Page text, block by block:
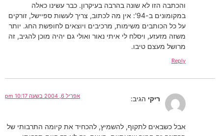
והכתבה הזו לא שונה בהרבה בעיקרון. כבר עשינו כאלה
במקומונים ב-94': אין מה לכתוב, צריך לעשות ספיישל, זורקים
על כל הכותבים משימות, מרכיבים ויוצאים לחופשת החג. יותר
משזה מזעזע, ויסלח לי איתי נאור ואולי גם יהיה מוכן להגיב, זה
מרושל מעצם טיבו.
Reply
ריקי הגיב: אפריל 6, 2004 בשעה 10:17 pm
אבל כשבאים לתקוף, להשמיץ, להכחיד את קיומה התרבותי של